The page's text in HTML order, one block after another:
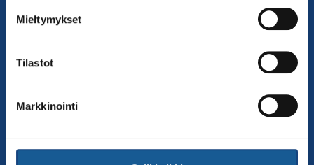
Mieltymykset
Tilastot
Markkinointi